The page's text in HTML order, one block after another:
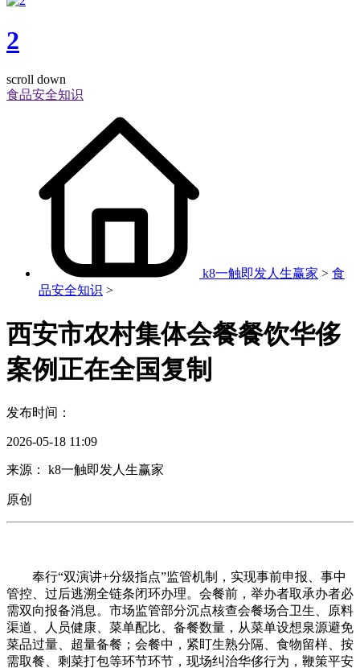
2
scroll down
食品安全知识
k8一触即发人生赢家 > 食
品安全知识 >
西安市农村集体会餐餐饮华侈
案例正在全国复制
发布时间：
2026-05-18 11:09
来源： k8一触即发人生赢家
原创
奉行“双演讲+分级指点”监管机制，实现事前申报、事中
管控、过后逃溯全链条闭环办理。会餐前，举办者取承办者必
需双向报备消息。市场监管部分沉点核查会餐场合卫生、原料
渠道、人员健康、菜单配比、备餐数量，从菜单设想泉源避免
菜品过量、超量备餐；会餐中，紧盯生熟分隔、食物留样、按
需取餐、剩菜打包等环节环节，现场纠治华侈行为，鞭策平安